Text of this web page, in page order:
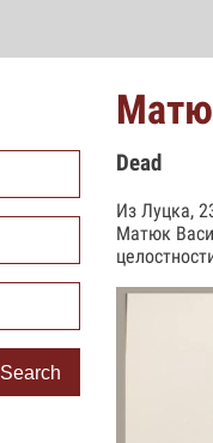
Search
Dead
Из Луцка,
Матюк